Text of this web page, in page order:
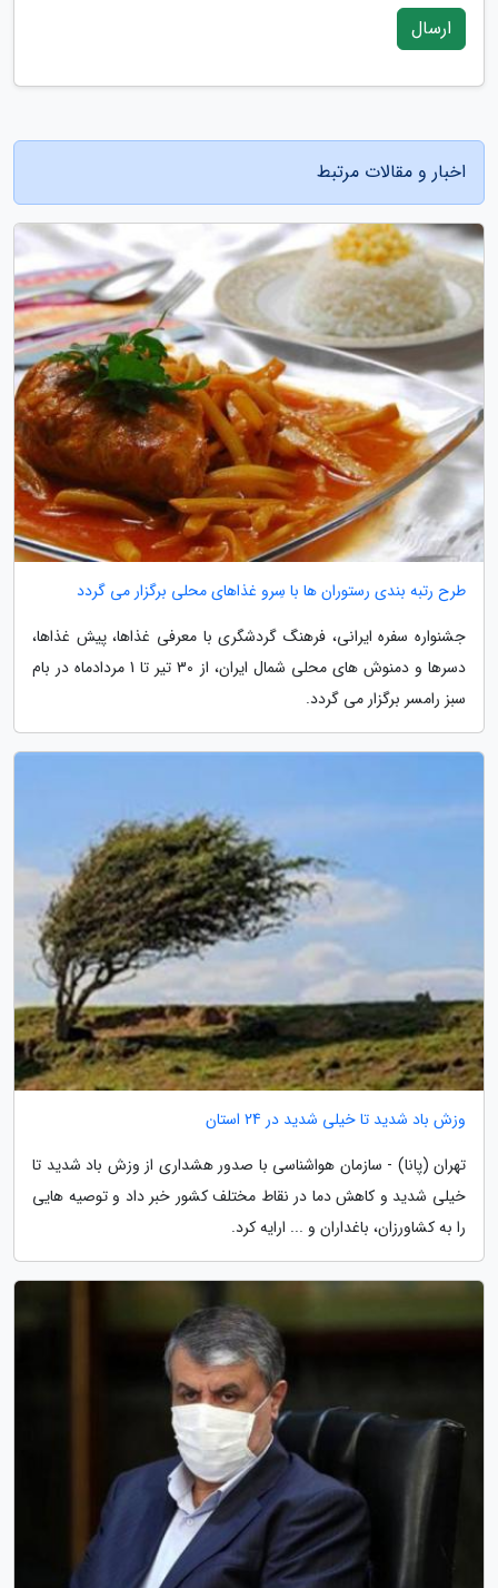
ارسال
اخبار و مقالات مرتبط
طرح رتبه بندی رستوران ها با سِرو غذاهای محلی برگزار می گردد
جشنواره سفره ایرانی، فرهنگ گردشگری با معرفی غذاها، پیش غذاها،
دسرها و دمنوش های محلی شمال ایران، از 30 تیر تا 1 مردادماه در بام
سبز رامسر برگزار می گردد.
وزش باد شدید تا خیلی شدید در 24 استان
تهران (پانا) - سازمان هواشناسی با صدور هشداری از وزش باد شدید تا
خیلی شدید و کاهش دما در نقاط مختلف کشور خبر داد و توصیه هایی
را به کشاورزان، باغداران و ... ارایه کرد.